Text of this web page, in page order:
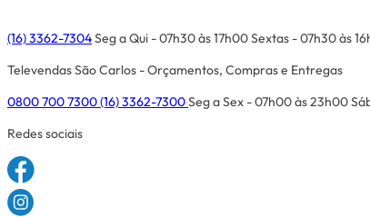
(16) 3362-7304Seg a Qui - 07h30 às 17h00Sextas - 07h30 às
Televendas São Carlos - Orçamentos, Compras e Entregas
0800 700 7300(16) 3362-7300Seg a Sex - 07h00 às 23h00
Redes sociais